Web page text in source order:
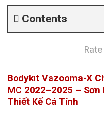
Contents
Bodykit Vazooma-X
MC 2022–2025 – Sơn
Thiết Kế Cá Tính